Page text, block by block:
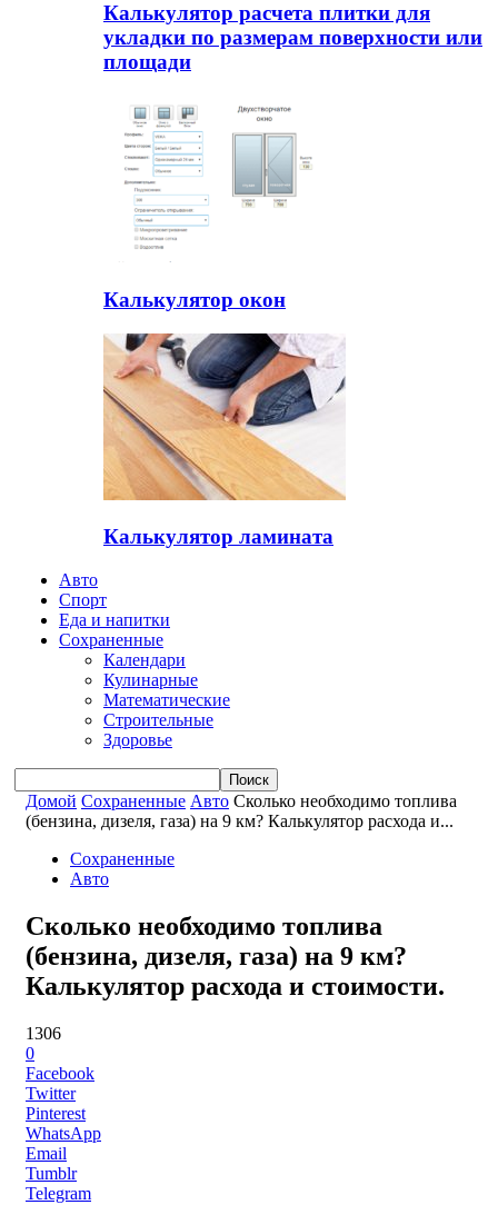
Калькулятор расчета плитки для
укладки по размерам поверхности или
площади
Калькулятор окон
Калькулятор ламината
Авто
Спорт
Еда и напитки
Сохраненные
Календари
Кулинарные
Математические
Строительные
Здоровье
Домой Сохраненные Авто Сколько необходимо топлива
(бензина, дизеля, газа) на 9 км? Калькулятор расхода и...
Сохраненные
Авто
Сколько необходимо топлива
(бензина, дизеля, газа) на 9 км?
Калькулятор расхода и стоимости.
1306
0
Facebook
Twitter
Pinterest
WhatsApp
Email
Tumblr
Telegram